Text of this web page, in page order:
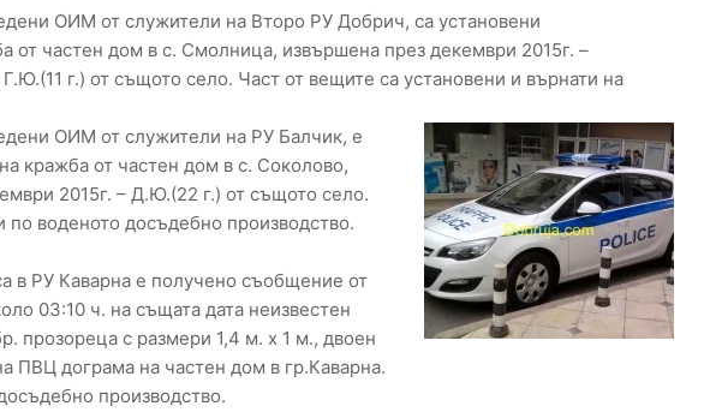
ОИМ от служители на Второ РУ Добрич, са установени
от частен дом в с. Смолница, извършена през декември 2015г. –
г.) от същото село. Част от вещите са установени и върнати на
ОИМ от служители на РУ Балчик, е
кражба от частен дом в с. Соколово,
2015г. – Д.Ю.(22 г.) от същото село.
по воденото досъдебно производство.
в РУ Каварна е получено съобщение от
03:10 ч. на същата дата неизвестен
прозореца с размери 1,4 м. х 1 м., двоен
ПВЦ дограма на частен дом в гр.Каварна.
производство.